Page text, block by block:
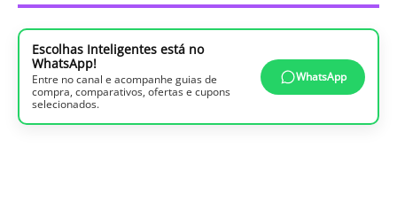
Escolhas Inteligentes está no
WhatsApp!
Entre no canal e acompanhe guias de
compra, comparativos, ofertas e cupons
selecionados.
WhatsApp